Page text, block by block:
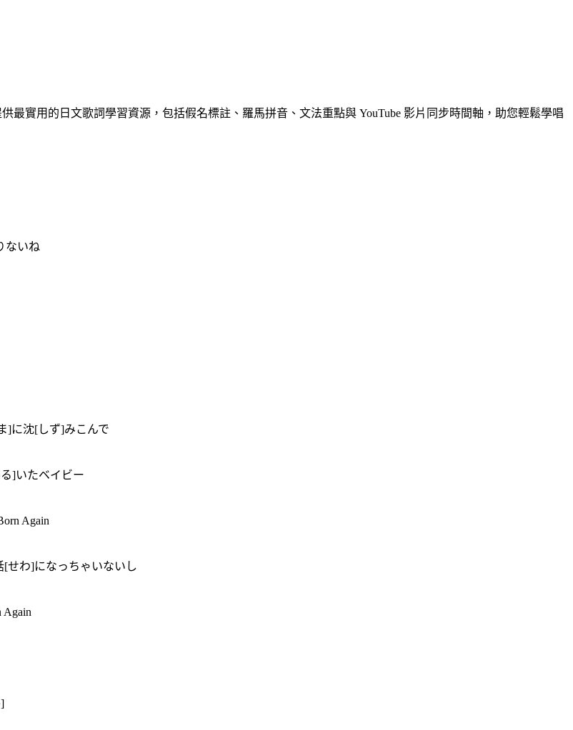
最實用的日文歌詞學習資源，包括假名標註、羅馬拼音、文法重點與 YouTube 影片同步時間軸，助您輕鬆學唱
ないね
]に沈[しず]みこんで
]いたベイビー
Again
わ]になっちゃいないし